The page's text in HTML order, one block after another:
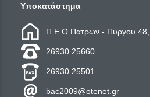
Υποκατάστημα
Π.Ε.Ο Πατρών - Πύργου 48,
26930 25660
26930 25501
bac2009@otenet.gr